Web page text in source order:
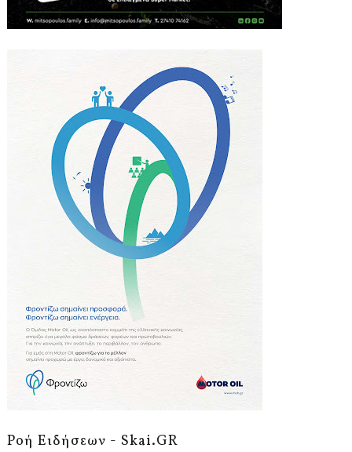
Ροή Ειδήσεων - Skai.GR